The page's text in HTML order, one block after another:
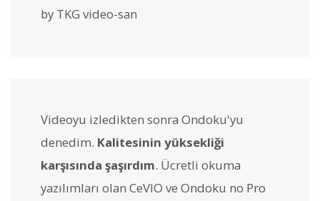
by TKG video-san
Videoyu izledikten sonra Ondoku'yu
denedim. Kalitesinin yüksekliği
karşısında şaşırdım. Ücretli okuma
yazılımları olan CeVIO ve Ondoku no Pro